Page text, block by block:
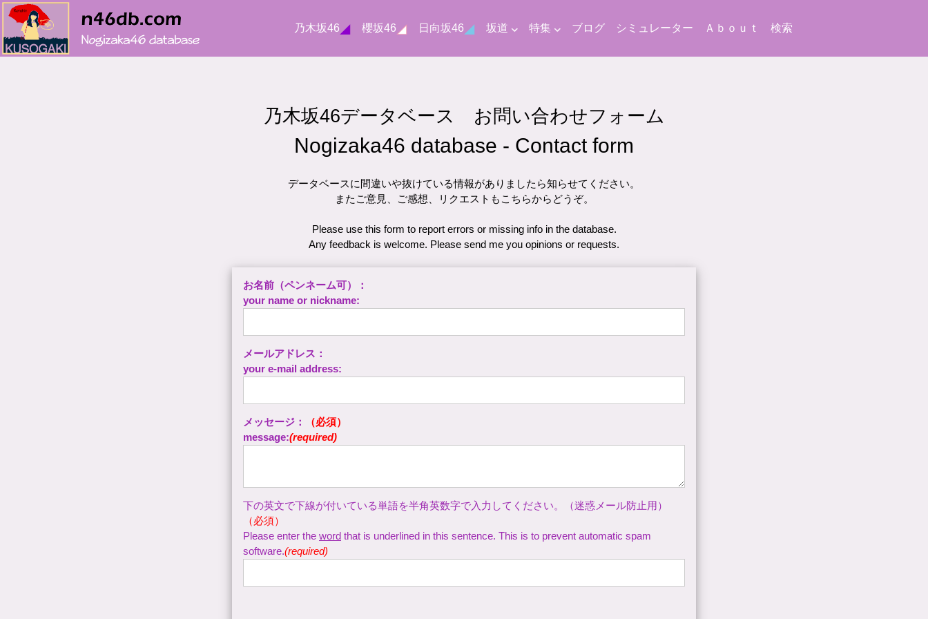
乃木坂46 櫻坂46 日向坂46 坂道 特集 ブログ シミュレーター Ａｂｏｕｔ 検索
乃木坂46データベース お問い合わせフォーム
Nogizaka46 database - Contact form
データベースに間違いや抜けている情報がありましたら知らせてください。
またご意見、ご感想、リクエストもこちらからどうぞ。
Please use this form to report errors or missing info in the database.
Any feedback is welcome. Please send me you opinions or requests.
お名前（ペンネーム可）：
your name or nickname:
メールアドレス：
your e-mail address:
メッセージ：
（必須）
message:(required)
下の英文で下線が付いている単語を半角英数字で入力してください。（迷惑メール防止用）
（必須）
Please enter the word that is underlined in this sentence. This is to prevent automatic spam
software.(required)